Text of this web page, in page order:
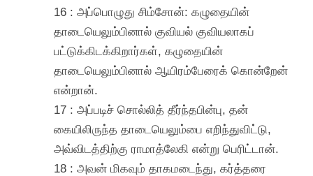
16 : அப்பொழுது சிம்சோன்: கழுதையின்
தாடையெலும்பினால் குவியல் குவியலாகப்
பட்டுக்கிடக்கிறார்கள், கழுதையின்
தாடையெலும்பினால் ஆயிரம்பேரைக் கொன்றேன்
என்றான்.
17 : அப்படிச் சொல்லித் தீர்ந்தபின்பு, தன்
கையிலிருந்த தாடையெலும்பை எறிந்துவிட்டு,
அவ்விடத்திற்கு ராமாத்லேகி என்று பெரிட்டான்.
18 : அவன் மிகவும் தாகமடைந்து, கர்த்தரை